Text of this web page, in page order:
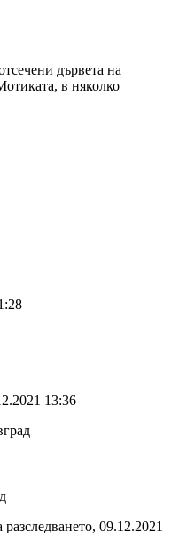
дървета на
в няколко
13:36
, 09.12.2021